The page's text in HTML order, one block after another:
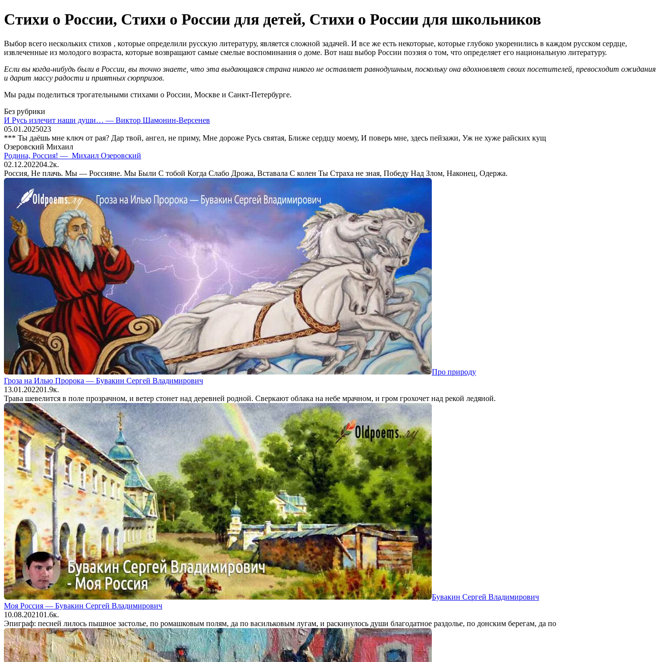
Стихи о России, Стихи о России для детей, Стихи о России для школьников
Выбор всего нескольких стихов , которые определили русскую литературу, является сложной задачей. И все же есть некоторые, которые глубоко укоренились в каждом русском сердце,
извлеченные из молодого возраста, которые возвращают самые смелые воспоминания о доме. Вот наш выбор России поэзия о том, что определяет его национальную литературу.
Если вы когда-нибудь были в России, вы точно знаете, что эта выдающаяся страна никого не оставляет равнодушным, поскольку она вдохновляет своих посетителей, превосходит ожидания
и дарит массу радости и приятных сюрпризов.
Мы рады поделиться трогательными стихами о России, Москве и Санкт-Петербурге.
Без рубрики
И Русь излечит наши души… — Виктор Шамонин-Версенев
05.01.2025023
*** Ты даёшь мне ключ от рая? Дар твой, ангел, не приму, Мне дороже Русь святая, Ближе сердцу моему, И поверь мне, здесь пейзажи, Уж не хуже райских кущ
Озеровский Михаил
Родина, Россия! — Михаил Озеровский
02.12.202204.2к.
Россия, Не плачь. Мы — Россияне. Мы Были С тобой Когда Слабо Дрожа, Вставала С колен Ты Страха не зная, Победу Над Злом, Наконец, Одержа.
Про природу
Гроза на Илью Пророка — Бувакин Сергей Владимирович
13.01.202201.9к.
Трава шевелится в поле прозрачном, и ветер стонет над деревней родной. Сверкают облака на небе мрачном, и гром грохочет над рекой ледяной.
Бувакин Сергей Владимирович
Моя Россия — Бувакин Сергей Владимирович
10.08.202101.6к.
Эпиграф: песней лилось пышное застолье, по ромашковым полям, да по васильковым лугам, и раскинулось души благодатное раздолье, по донским берегам, да по